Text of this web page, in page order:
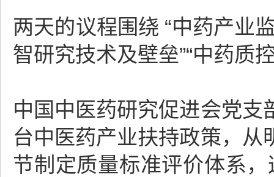
两天的议程围绕 “中药产业
智研究技术及壁垒”“中药质
中国中医药研究促进会党
台中医药产业扶持政策，
节制定质量标准评价体系